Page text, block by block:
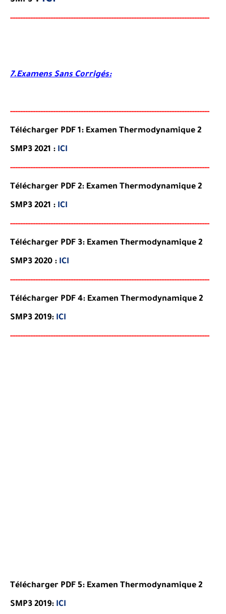
-------------------------------------------------------------------------------
7.Examens Sans Corrigés:
-------------------------------------------------------------------------------
Télécharger PDF 1: Examen Thermodynamique 2
SMP3 2021 : ICI
-------------------------------------------------------------------------------
Télécharger PDF 2: Examen Thermodynamique 2
SMP3 2021 : ICI
-------------------------------------------------------------------------------
Télécharger PDF 3: Examen Thermodynamique 2
SMP3 2020 : ICI
-------------------------------------------------------------------------------
Télécharger PDF 4: Examen Thermodynamique 2
SMP3 2019: ICI
-------------------------------------------------------------------------------
Télécharger PDF 5: Examen Thermodynamique 2
SMP3 2019: ICI